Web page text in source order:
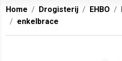
Home Drogisterij EHBO
enkelbrace